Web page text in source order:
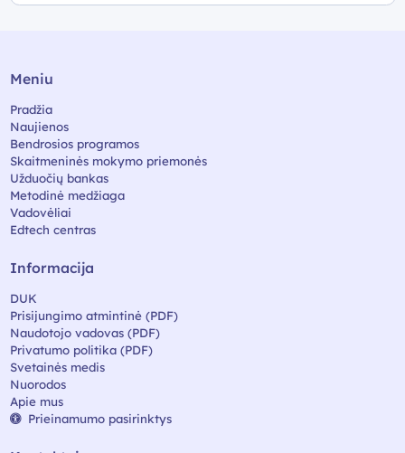
Meniu
Pradžia
Naujienos
Bendrosios programos
Skaitmeninės mokymo priemonės
Užduočių bankas
Metodinė medžiaga
Vadovėliai
Edtech centras
Informacija
DUK
Prisijungimo atmintinė (PDF)
Naudotojo vadovas (PDF)
Privatumo politika (PDF)
Svetainės medis
Nuorodos
Apie mus
Prieinamumo pasirinktys